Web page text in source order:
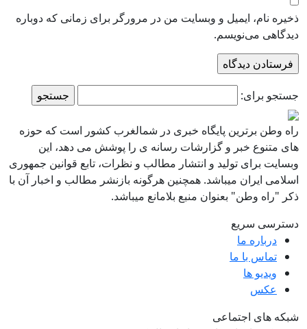
ذخیره نام، ایمیل و وبسایت من در مرورگر برای زمانی که دوباره
دیدگاهی می‌نویسم.
جستجو برای:
راه وطن برترین پایگاه خبری در شمالغرب کشور است که حوزه
های متنوع خبر و گزارشات رسانه ی را پوشش می دهد، این
وبسایت برای تولید و انتشار مطالب و نظرات، تابع قوانین جمهوری
اسلامی ایران میباشد. همچنین هرگونه بازنشر مطالب و اخبار آن با
ذکر "راه وطن" بعنوان منبع بلامانع میباشد.
دسترسی سریع
درباره ما
تماس با ما
ویدیو ها
عکس
شبکه های اجتماعی